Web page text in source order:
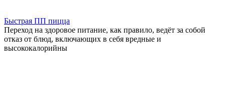
Быстрая ПП пицца
Переход на здоровое питание, как правило, ведёт за собой
отказ от блюд, включающих в себя вредные и
высококалорийны